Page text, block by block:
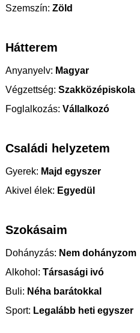
Szemszín: Zöld
Hátterem
Anyanyelv: Magyar
Végzettség: Szakközépiskola
Foglalkozás: Vállalkozó
Családi helyzetem
Gyerek: Majd egyszer
Akivel élek: Egyedül
Szokásaim
Dohányzás: Nem dohányzom
Alkohol: Társasági ivó
Buli: Néha barátokkal
Sport: Legalább heti egyszer